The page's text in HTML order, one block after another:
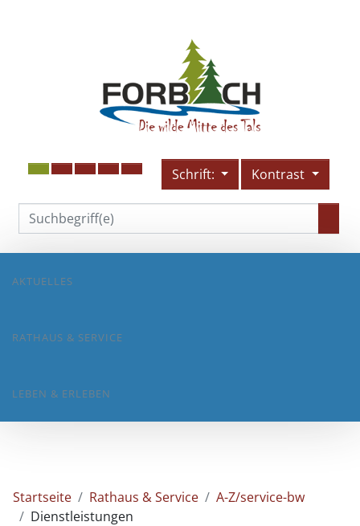
Schrift: Kontrast
AKTUELLES
RATHAUS & SERVICE
LEBEN & ERLEBEN
Startseite Rathaus & Service
A-Z/service-bw
Dienstleistungen